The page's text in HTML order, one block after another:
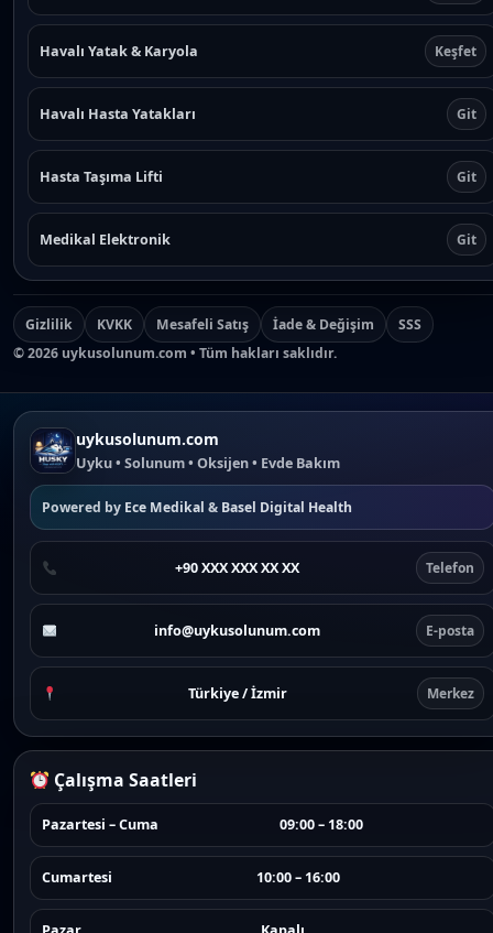
Havalı Yatak & Karyola Keşfet
Havalı Hasta Yatakları Git
Hasta Taşıma Lifti Git
Medikal Elektronik Git
Gizlilik KVKK Mesafeli Satış İade & Değişim
SSS
©2026 uykusolunum.com • Tüm hakları saklıdır.
uykusolunum.com
Uyku • Solunum • Oksijen • Evde Bakım
Powered by Ece Medikal & Basel Digital Health
+90 XXX XXX XX XX Telefon
info@uykusolunum.com E-posta
Türkiye / İzmir Merkez
Çalışma Saatleri
Pazartesi – Cuma 09:00 – 18:00
Cumartesi 10:00 – 16:00